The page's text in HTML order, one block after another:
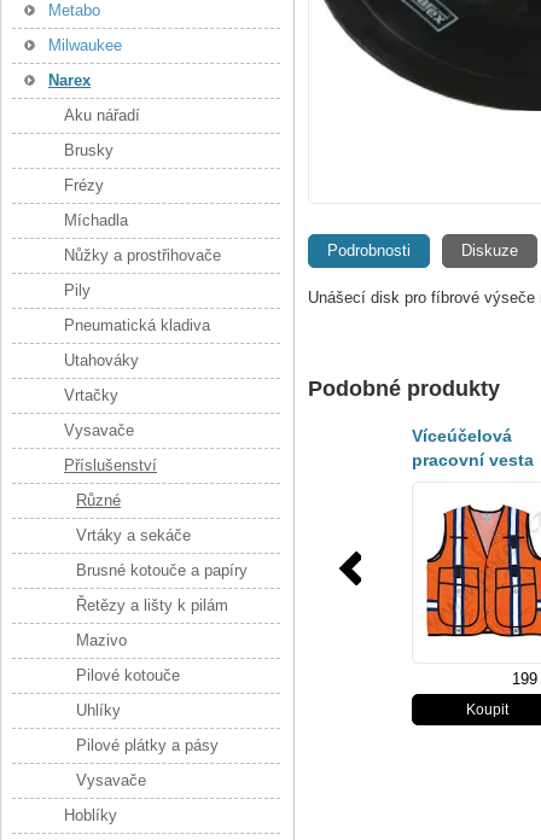
Podrobnosti Diskuze
Unášecí disk pro fíbrové výseče
Podobné produkty
Víceúčelová
pracovní vesta
RV-8K - NAREX
Metabo
Milwaukee
Narex
Aku nářadí
Brusky
Frézy
Míchadla
Nůžky a prostřihovače
Pily
Pneumatická kladiva
Utahováky
Vrtačky
Vysavače
Příslušenství
Různé
Vrtáky a sekáče
Brusné kotouče a papíry
Řetězy a lišty k pilám
Mazivo
Pilové kotouče
Uhlíky
Pilové plátky a pásy
Vysavače
Hoblíky